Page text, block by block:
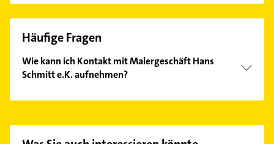
Häufige Fragen
Wie kann ich Kontakt mit Malergeschäft Hans
Schmitt e.K. aufnehmen?